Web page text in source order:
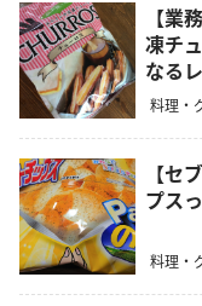
【業
凍チ
なる
料理・
【セ
プス
料理・